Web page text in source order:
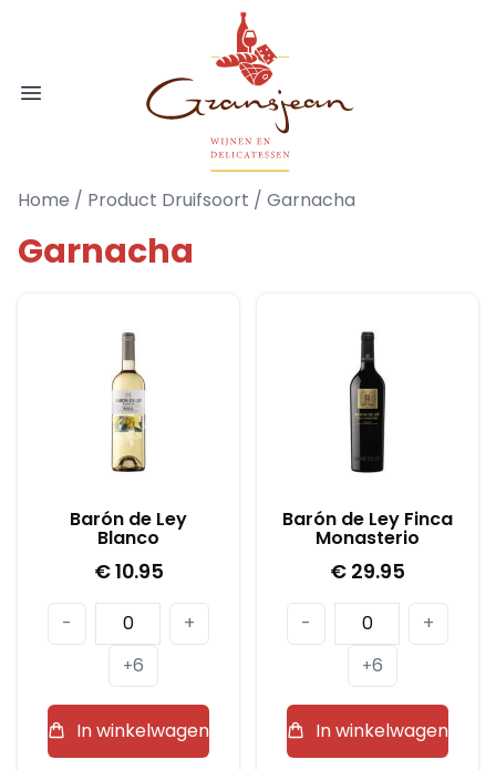
Open menu
Gransjean - Wijn - Broodjes -
Home / Product Druifsoort / Garnacha
Garnacha
Barón de Ley
Blanco
€10.95
-
Barón
de
Ley
Blanco
aantal
+
+6
In winkelwagen
Barón de Ley Finca
Monasterio
€ 29.95
-
Barón
de
Ley
Finca
Monasterio
+
+6
In winkelwagen